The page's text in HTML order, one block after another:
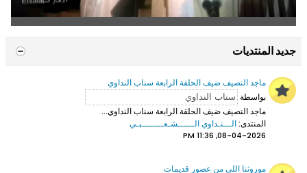
جديد المنتديات
ماجد النصيف ضيف الحلقة الرابعة سناب النداوي
بواسطة
ماجد النصيف ضيف الحلقة الرابعة سناب النداوي...
المنتدى:الـــنـداوي الــــــشـعــــــــبـي
08-04-2026, 11:36 PM
موروثنا اللي من عصور قديمات